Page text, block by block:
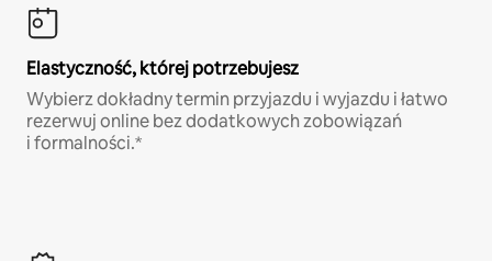
Elastyczność, której potrzebujesz
Wybierz dokładny termin przyjazdu i wyjazdu i łatwo
rezerwuj online bez dodatkowych zobowiązań
i formalności.*